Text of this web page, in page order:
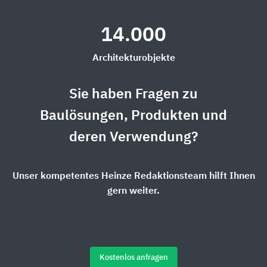
14.000
Architekturobjekte
Sie haben Fragen zu
Baulösungen, Produkten und
deren Verwendung?
Unser kompetentes Heinze Redaktionsteam hilft Ihnen
gern weiter.
Kostenlos anfragen